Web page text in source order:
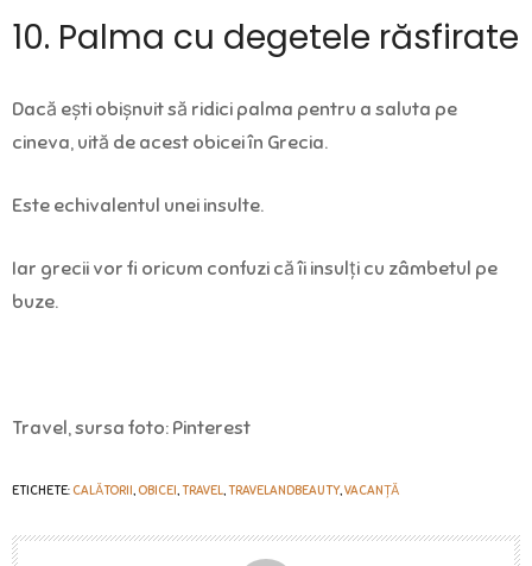
10. Palma cu degetele răsfirate
Dacă ești obișnuit să ridici palma pentru a saluta pe
cineva, uită de acest obicei în Grecia.
Este echivalentul unei insulte.
Iar grecii vor fi oricum confuzi că îi insulți cu zâmbetul pe
buze.
Travel, sursa foto: Pinterest
ETICHETE:CALĂTORII, OBICEI,TRAVEL,TRAVELANDBEAUTY,VACANȚĂ